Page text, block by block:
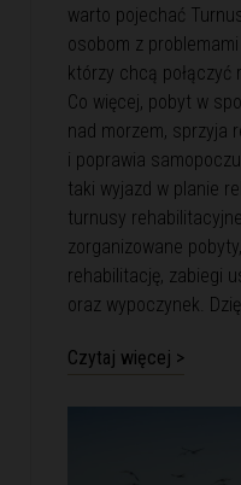
warto pojechać
osobom z
którzy chcą połączyć
Co więcej, pobyt w
nad morzem, sprzyja
i poprawia
taki wyjazd w planie
turnusy
zorganizowane
rehabilitację, zabiegi
oraz wypoczynek.
Czytaj więcej >